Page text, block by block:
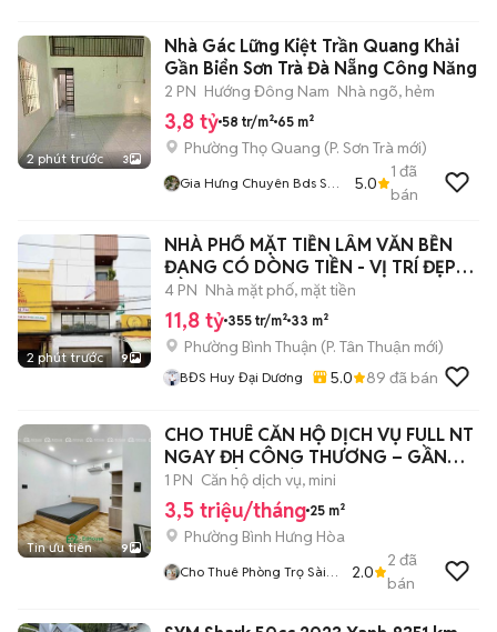
2 phút trước 3
Nhà Gác Lững Kiệt Trần Quang Khải
Gần Biển Sơn Trà Đà Nẵng Công Năng
2 PN Hướng Đông Nam Nhà ngõ, hẻm
3,8 tỷ 58 tr/m² 65 m²
Phường Thọ Quang (P. Sơn Trà mới)
Gia Hưng Chuyên Bds Sơn
5.0
1 đã
bán
2 phút trước 9
NHÀ PHỐ MẶT TIỀN LÂM VĂN BỀN
ĐANG CÓ DÒNG TIỀN - VỊ TRÍ ĐẸP
TIỀM NĂNG
4 PN Nhà mặt phố, mặt tiền
11,8 tỷ 355 tr/m² 33 m²
Phường Bình Thuận (P. Tân Thuận mới)
BĐS Huy Đại Dương 5.0 89 đã bán
Tin ưu tiên 9
CHO THUÊ CĂN HỘ DỊCH VỤ FULL NT
NGAY ĐH CÔNG THƯƠNG – GẦN
AEON TÂN PHÚ
1 PN Căn hộ dịch vụ, mini
3,5 triệu/tháng 25 m²
Phường Bình Hưng Hòa
Cho Thuê Phòng Trọ Sài
2.0
2 đã
bán